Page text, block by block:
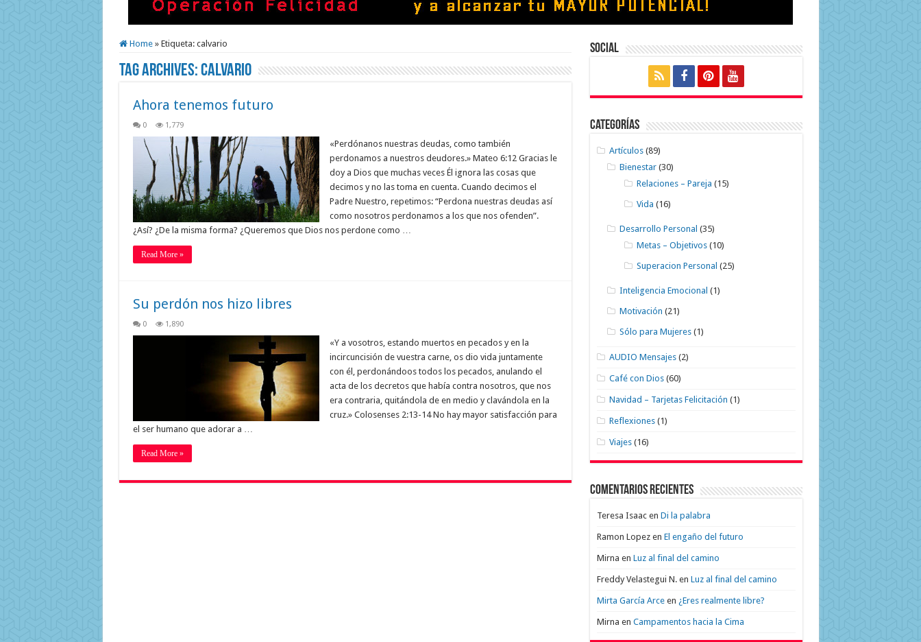
Home » Etiqueta: calvario
Tag Archives:calvario
Ahora tenemos futuro
0 1,779
«Perdónanos nuestras deudas, como también
perdonamos a nuestros deudores.» Mateo 6:12 Gracias le
doy a Dios que muchas veces Él ignora las cosas que
decimos y no las toma en cuenta. Cuando decimos el
Padre Nuestro, repetimos: “Perdona nuestras deudas así
como nosotros perdonamos a los que nos ofenden”.
¿Así? ¿De la misma forma? ¿Queremos que Dios nos perdone como …
Read More »
Su perdón nos hizo libres
0 1,890
«Y a vosotros, estando muertos en pecados y en la
incircuncisión de vuestra carne, os dio vida juntamente
con él, perdonándoos todos los pecados, anulando el
acta de los decretos que había contra nosotros, que nos
era contraria, quitándola de en medio y clavándola en la
cruz.» Colosenses 2:13-14 No hay mayor satisfacción para
el ser humano que adorar a …
Read More »
Social
Categorías
Artículos (89)
Bienestar (30)
Relaciones – Pareja (15)
Vida (16)
Desarrollo Personal (35)
Metas – Objetivos (10)
Superacion Personal (25)
Inteligencia Emocional (1)
Motivación (21)
Sólo para Mujeres (1)
AUDIO Mensajes (2)
Café con Dios (60)
Navidad – Tarjetas Felicitación (1)
Reflexiones (1)
Viajes (16)
Comentarios recientes
Teresa Isaacen Di la palabra
Ramon Lopezen El engaño del futuro
Mirna en Luz al final del camino
Freddy Velastegui N.en Luz al final del camino
Mirta García Arceen ¿Eres realmente libre?
Mirna en Campamentos hacia la Cima